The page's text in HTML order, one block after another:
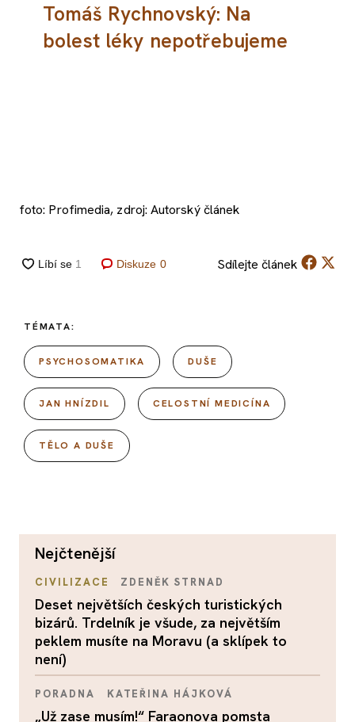
Tomáš Rychnovský: Na
bolest léky nepotřebujeme
foto: Profimedia, zdroj: Autorský článek
Diskuze 0 Sdílejte článek
TÉMATA:
PSYCHOSOMATIKA DUŠE
JAN HNÍZDIL CELOSTNÍ MEDICÍNA
TĚLO A DUŠE
nejčtenější
CIVILIZACE ZDENĚK STRNAD
Deset největších českých turistických
bizárů. Trdelník je všude, za největším
peklem musíte na Moravu (a sklípek to
není)
PORADNA KATEŘINA HÁJKOVÁ
„Už zase musím!“ Faraonova pomsta